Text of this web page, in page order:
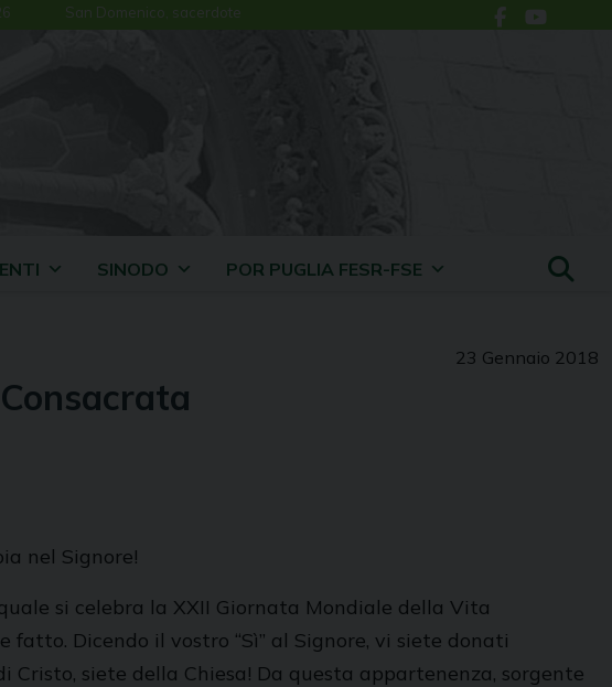
San Domenico, sacerdote
SINODO POR PUGLIA FESR-FSE
23 Gennaio 2018
nel Signore!
si celebra la XXII Giornata Mondiale della Vita
Dicendo il vostro “Sì” al Signore, vi siete donati
siete della Chiesa! Da questa appartenenza, sorgente